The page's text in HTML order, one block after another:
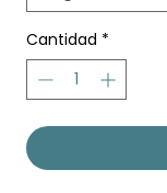
Cantidad *